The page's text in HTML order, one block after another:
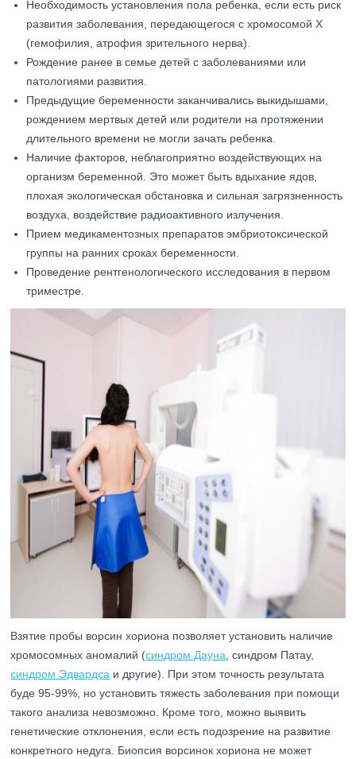
Необходимость установления пола ребенка, если есть риск
развития заболевания, передающегося с хромосомой Х
(гемофилия, атрофия зрительного нерва).
Рождение ранее в семье детей с заболеваниями или
патологиями развития.
Предыдущие беременности заканчивались выкидышами,
рождением мертвых детей или родители на протяжении
длительного времени не могли зачать ребенка.
Наличие факторов, неблагоприятно воздействующих на
организм беременной. Это может быть вдыхание ядов,
плохая экологическая обстановка и сильная загрязненность
воздуха, воздействие радиоактивного излучения.
Прием медикаментозных препаратов эмбриотоксической
группы на ранних сроках беременности.
Проведение рентгенологического исследования в первом
триместре.
Взятие пробы ворсин хориона позволяет установить наличие
хромосомных аномалий (синдром Дауна , синдром Патау,
синдром Эдвардса и другие). При этом точность результата
буде 95-99%, но установить тяжесть заболевания при помощи
такого анализа невозможно. Кроме того, можно выявить
генетические отклонения, если есть подозрение на развитие
конкретного недуга. Биопсия ворсинок хориона не может